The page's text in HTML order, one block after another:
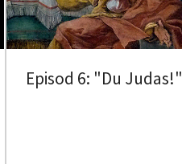
Episod 6: "Du Judas!"